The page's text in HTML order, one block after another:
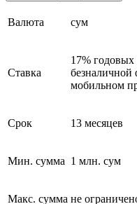
Валюта сум
Ставка
17%
безналичной
мобильном
Срок 13 месяцев
Мин. сумма 1 млн. сум
Макс. сумма не